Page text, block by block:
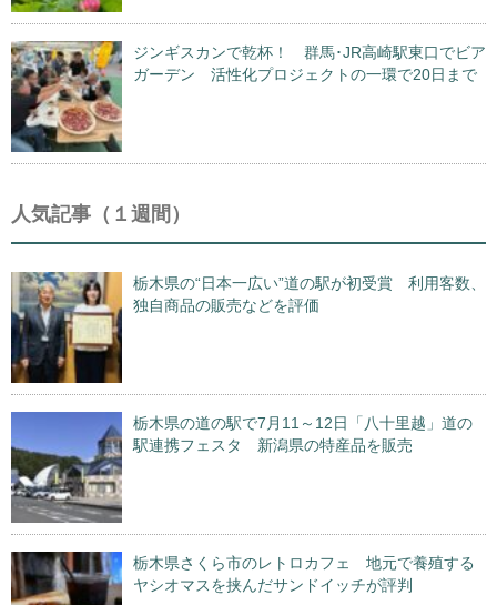
ジンギスカンで乾杯！ 群馬･JR高崎駅東口でビア
ガーデン 活性化プロジェクトの一環で20日まで
人気記事（１週間）
栃木県の“日本一広い”道の駅が初受賞 利用客数、
独自商品の販売などを評価
栃木県の道の駅で7月11～12日「八十里越」道の
駅連携フェスタ 新潟県の特産品を販売
栃木県さくら市のレトロカフェ 地元で養殖する
ヤシオマスを挟んだサンドイッチが評判